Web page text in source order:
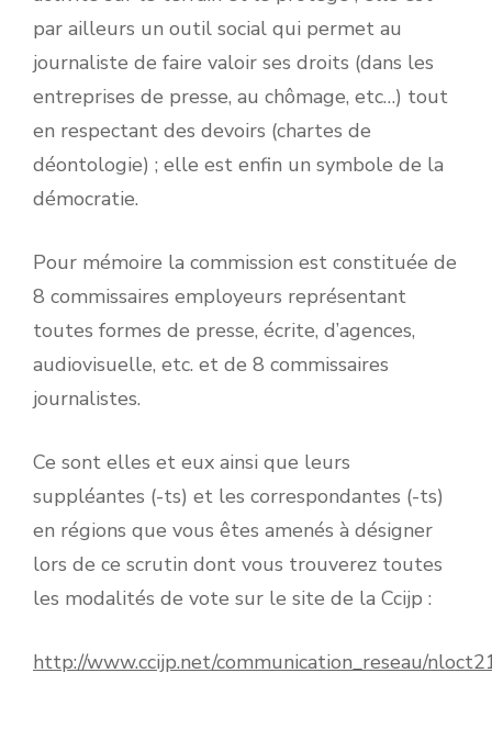
par ailleurs un outil social qui permet au
journaliste de faire valoir ses droits (dans les
entreprises de presse, au chômage, etc…) tout
en respectant des devoirs (chartes de
déontologie) ; elle est enfin un symbole de la
démocratie.
Pour mémoire la commission est constituée de
8 commissaires employeurs représentant
toutes formes de presse, écrite, d’agences,
audiovisuelle, etc. et de 8 commissaires
journalistes.
Ce sont elles et eux ainsi que leurs
suppléantes (-ts) et les correspondantes (-ts)
en régions que vous êtes amenés à désigner
lors de ce scrutin dont vous trouverez toutes
les modalités de vote sur le site de la Ccijp :
http://www.ccijp.net/communication_reseau/